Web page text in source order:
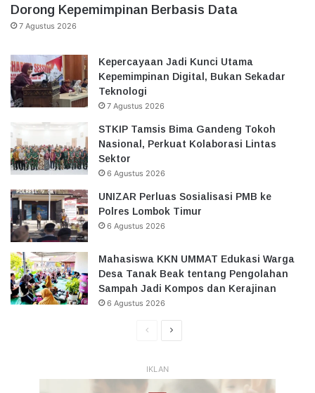
Dorong Kepemimpinan Berbasis Data
7 Agustus 2026
Kepercayaan Jadi Kunci Utama
Kepemimpinan Digital, Bukan Sekadar
Teknologi
7 Agustus 2026
STKIP Tamsis Bima Gandeng Tokoh
Nasional, Perkuat Kolaborasi Lintas
Sektor
6 Agustus 2026
UNIZAR Perluas Sosialisasi PMB ke
Polres Lombok Timur
6 Agustus 2026
Mahasiswa KKN UMMAT Edukasi Warga
Desa Tanak Beak tentang Pengolahan
Sampah Jadi Kompos dan Kerajinan
6 Agustus 2026
HalamanHalaman
IKLAN